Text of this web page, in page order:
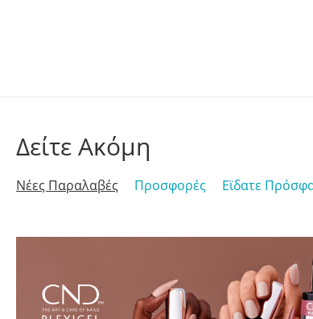
Δείτε Ακόμη
Νέες Παραλαβές Προσφορές Εϊδατε